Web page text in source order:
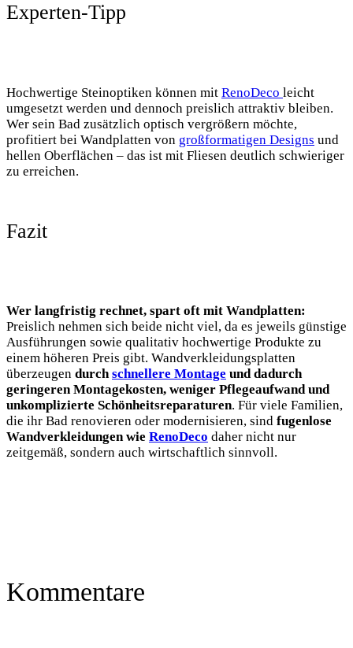
Experten-Tipp
Hochwertige Steinoptiken können mit RenoDeco leicht
umgesetzt werden und dennoch preislich attraktiv bleiben.
Wer sein Bad zusätzlich optisch vergrößern möchte,
profitiert bei Wandplatten von großformatigen Designs und
hellen Oberflächen – das ist mit Fliesen deutlich schwieriger
zu erreichen.
Fazit
Wer langfristig rechnet, spart oft mit Wandplatten:
Preislich nehmen sich beide nicht viel, da es jeweils günstige
Ausführungen sowie qualitativ hochwertige Produkte zu
einem höheren Preis gibt. Wandverkleidungsplatten
überzeugen durchschnellere Montage und dadurch
geringeren Montagekosten, weniger Pflegeaufwand und
unkomplizierte Schönheitsreparaturen. Für viele Familien,
die ihr Bad renovieren oder modernisieren, sind fugenlose
Wandverkleidungen wie RenoDeco daher nicht nur
zeitgemäß, sondern auch wirtschaftlich sinnvoll.
Kommentare